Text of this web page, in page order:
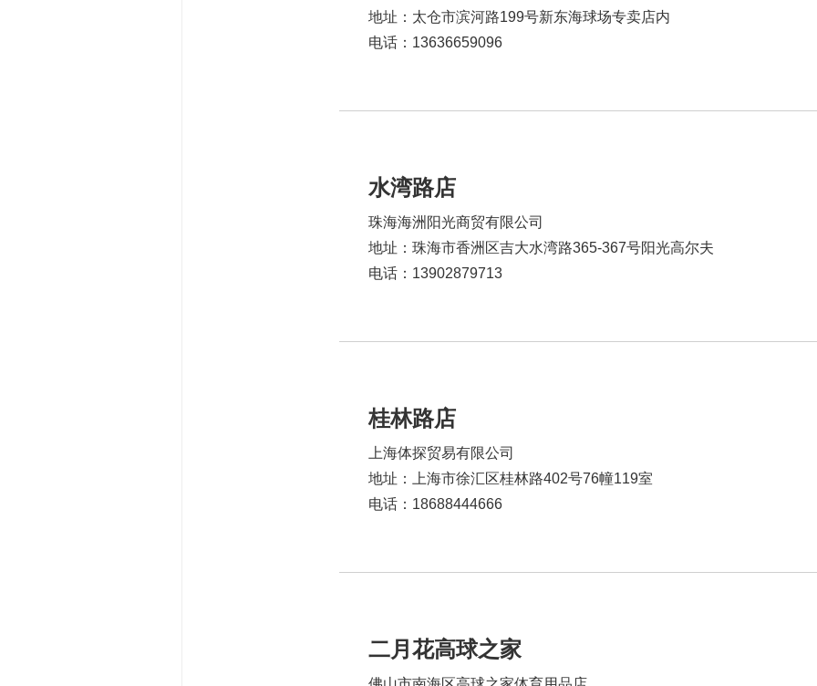
地址：太仓市滨河路199号新东海球场专卖店内
电话：13636659096
水湾路店
珠海海洲阳光商贸有限公司
地址：珠海市香洲区吉大水湾路365-367号阳光高尔夫
电话：13902879713
桂林路店
上海体探贸易有限公司
地址：上海市徐汇区桂林路402号76幢119室
电话：18688444666
二月花高球之家